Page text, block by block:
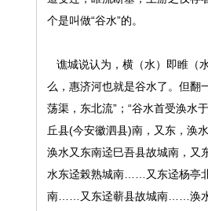
个是叫做“谷水”的。
谯城说认为，横（水）即睢（
么，惠济河也就是谷水了。但翻
荡渠，东北流”；“谷水首受涣水
丘县(今安徽泗县)南，又东，涣
涣水又东南迳巳吾县故城南，
水东迳榖熟城南……又东迳杨亭
南……又东迳蕲县故城南……涣